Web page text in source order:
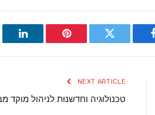
Facebook
Twitter
Pinterest
NEXT ARTICLE
טכנולוגיה וחדשנות לניהול מוקד